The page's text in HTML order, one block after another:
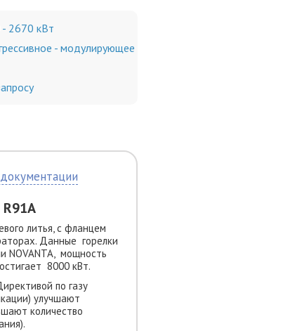
2670 кВт
- модулирующее
литья, с фланцем
Данные горелки
NOVANTA, мощность
8000 кВт.
по газу
улучшают
количество